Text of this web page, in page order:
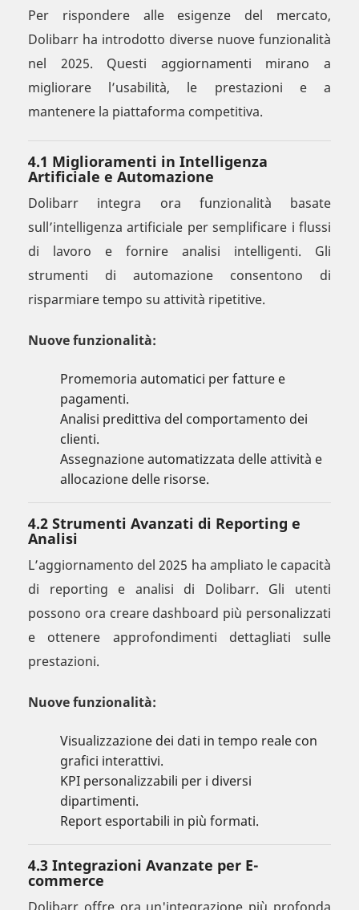
Per rispondere alle esigenze del mercato,
Dolibarr ha introdotto diverse nuove funzionalità
nel 2025. Questi aggiornamenti mirano a
migliorare l’usabilità, le prestazioni e a
mantenere la piattaforma competitiva.
4.1 Miglioramenti in Intelligenza
Artificiale e Automazione
Dolibarr integra ora funzionalità basate
sull’intelligenza artificiale per semplificare i flussi
di lavoro e fornire analisi intelligenti. Gli
strumenti di automazione consentono di
risparmiare tempo su attività ripetitive.
Nuove funzionalità:
Promemoria automatici per fatture e
pagamenti.
Analisi predittiva del comportamento dei
clienti.
Assegnazione automatizzata delle attività e
allocazione delle risorse.
4.2 Strumenti Avanzati di Reporting e
Analisi
L’aggiornamento del 2025 ha ampliato le capacità
di reporting e analisi di Dolibarr. Gli utenti
possono ora creare dashboard più personalizzati
e ottenere approfondimenti dettagliati sulle
prestazioni.
Nuove funzionalità:
Visualizzazione dei dati in tempo reale con
grafici interattivi.
KPI personalizzabili per i diversi
dipartimenti.
Report esportabili in più formati.
4.3 Integrazioni Avanzate per E-
commerce